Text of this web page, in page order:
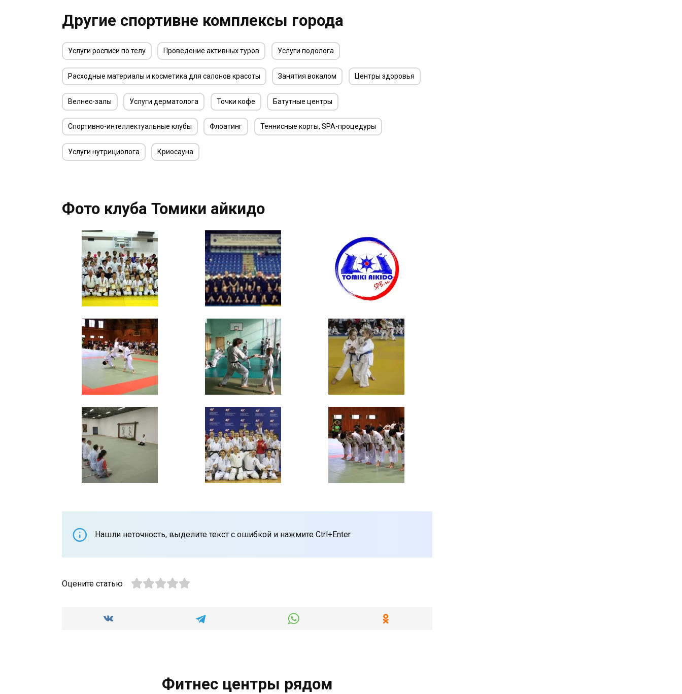
Другие спортивне комплексы города
Услуги росписи по телу Проведение активных туров Услуги подолога
Расходные материалы и косметика для салонов красоты Занятия вокалом Центры здоровья
Велнес-залы Услуги дерматолога Точки кофе Батутные центры
Спортивно-интеллектуальные клубы Флоатинг Теннисные корты, SPA-процедуры
Услуги нутрициолога Криосауна
Фото клуба Томики айкидо
Нашли неточность, выделите текст с ошибкой и нажмите Ctrl+Enter.
Оцените статью
Фитнес центры рядом